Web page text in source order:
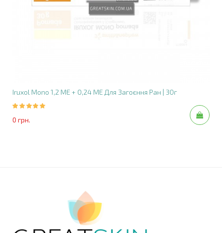
Наносити 5-10 см смужкою кілька разів на день
на уражені області
При запаленні не терти шкіру, а наносити гель
Попередження
сенсибілізацію, у разі чого лікування необхідно
Iruxol Mono 1,2 МЕ + 0,24 МЕ Для Загоєння Ран | 30г
0 грн.